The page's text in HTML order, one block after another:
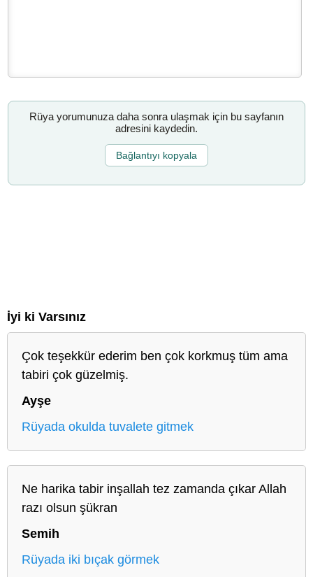
Rüya yorumunuza daha sonra ulaşmak için bu sayfanın
adresini kaydedin.
Bağlantıyı kopyala
İyi ki Varsınız
Çok teşekkür ederim ben çok korkmuş tüm ama
tabiri çok güzelmiş.
Ayşe
Rüyada okulda tuvalete gitmek
Ne harika tabir inşallah tez zamanda çıkar Allah
razı olsun şükran
Semih
Rüyada iki bıçak görmek